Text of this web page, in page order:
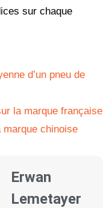
sur chaque
d’un pneu de
la marque française
chinoise
Erwan
Lemetayer